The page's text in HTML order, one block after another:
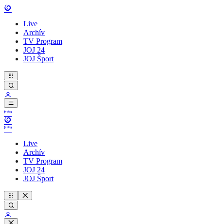
Live
Archív
TV Program
JOJ 24
JOJ Šport
Live
Archív
TV Program
JOJ 24
JOJ Šport